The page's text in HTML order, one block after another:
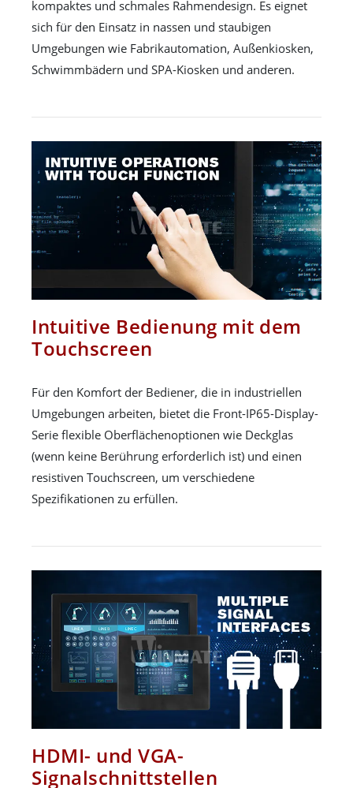
kompaktes und schmales Rahmendesign. Es eignet
sich für den Einsatz in nassen und staubigen
Umgebungen wie Fabrikautomation, Außenkiosken,
Schwimmbädern und SPA-Kiosken und anderen.
Intuitive Bedienung mit dem
Touchscreen
Für den Komfort der Bediener, die in industriellen
Umgebungen arbeiten, bietet die Front-IP65-Display-
Serie flexible Oberflächenoptionen wie Deckglas
(wenn keine Berührung erforderlich ist) und einen
resistiven Touchscreen, um verschiedene
Spezifikationen zu erfüllen.
HDMI- und VGA-
Signalschnittstellen